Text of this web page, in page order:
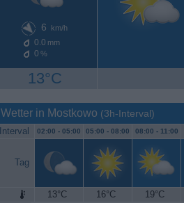
6 km/h
0.0 mm
0 %
13°C
Wetter in Mostkowo (3h-Interval)
Interval 02:00 - 05:00 05:00 - 08:00 08:00 - 11:00
Tag
13°C 16°C 19°C
25°C